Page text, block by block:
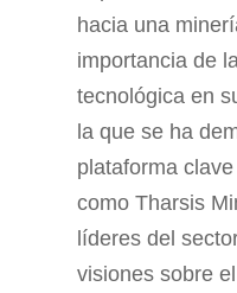
hacia una
importancia de
tecnológica en
la que se ha
plataforma
como Tharsis
líderes del
visiones sobre